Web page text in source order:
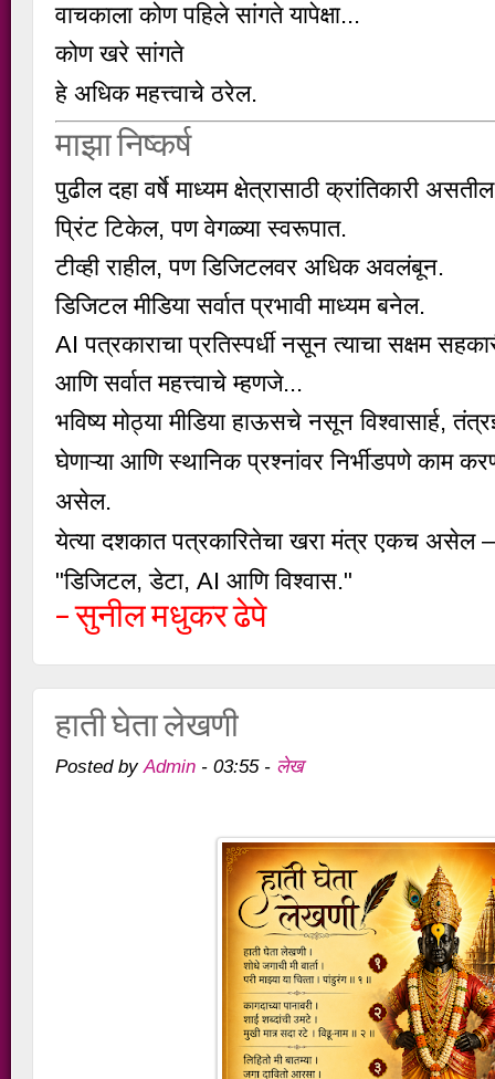
वाचकाला कोण पहिले सांगते यापेक्षा...
कोण खरे सांगते
हे अधिक महत्त्वाचे ठरेल.
माझा निष्कर्ष
पुढील दहा वर्षे माध्यम क्षेत्रासाठी क्रांतिकारी
प्रिंट टिकेल, पण वेगळ्या स्वरूपात.
टीव्ही राहील, पण डिजिटलवर अधिक अवलंबून.
डिजिटल मीडिया सर्वात प्रभावी माध्यम बनेल.
AI पत्रकाराचा प्रतिस्पर्धी नसून त्याचा सक्षम
आणि सर्वात महत्त्वाचे म्हणजे...
भविष्य मोठ्या मीडिया हाऊसचे नसून विश्वासार्ह,
घेणाऱ्या आणि स्थानिक प्रश्नांवर निर्भीडपणे काम
असेल.
येत्या दशकात पत्रकारितेचा खरा मंत्र एकच असेल –
"डिजिटल, डेटा, AI आणि विश्वास."
– सुनील मधुकर ढेपे
हाती घेता लेखणी
Posted byAdmin -03:55 - लेख